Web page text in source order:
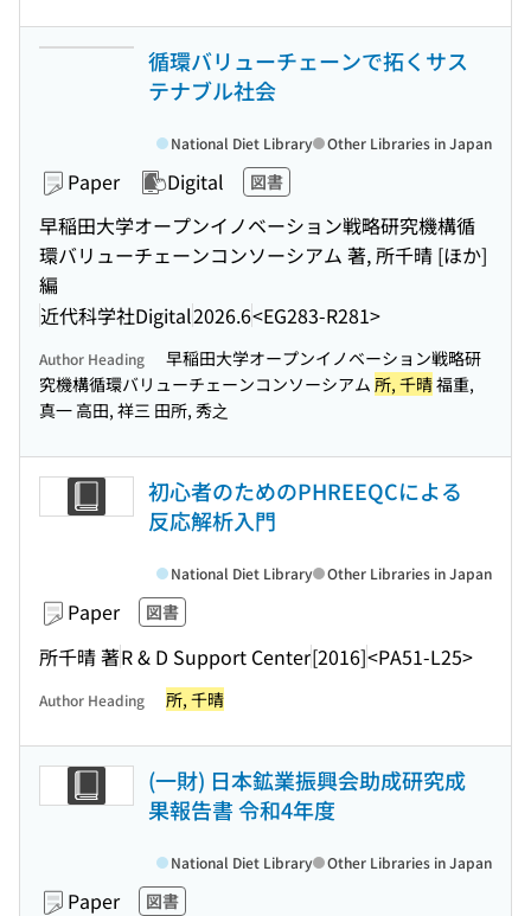
循環バリューチェーンで拓くサス
テナブル社会
Paper Digital 図書
早稲田大学オープンイノベーション戦略研究機構循
環バリューチェーンコンソーシアム 著, 所千晴 [ほか]
編
近代科学社Digital2026.6<EG283-R281>
National Diet Library Other Libraries in Japan
Author Heading
早稲田大学オープンイノベーション戦略研
究機構循環バリューチェーンコンソーシアム 所, 千晴福重,
真一 高田, 祥三 田所, 秀之
初心者のためのPHREEQCによる
反応解析入門
Paper 図書
所千晴 著R & D Support Center[2016]<PA51-L25>
National Diet Library Other Libraries in Japan
Author Heading 所, 千晴
(一財) 日本鉱業振興会助成研究成
果報告書 令和4年度
Paper 図書
National Diet Library Other Libraries in Japan